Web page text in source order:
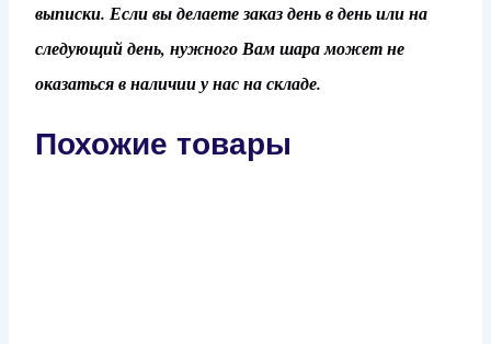
выписки. Если вы делаете заказ день в день или на
следующий день, нужного Вам шара может не
оказаться в наличии у нас на складе.
Похожие товары